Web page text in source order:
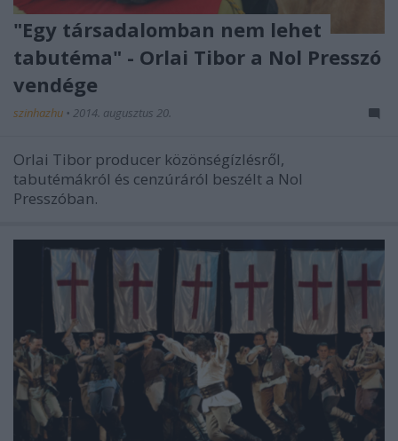
"Egy társadalomban nem lehet
tabutéma" - Orlai Tibor a Nol Presszó
vendége
szinhazhu • 2014. augusztus 20.
Orlai Tibor producer közönségízlésről,
tabutémákról és cenzúráról beszélt a Nol
Presszóban.